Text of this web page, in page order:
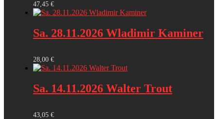
47,45 €
Sa. 28.11.2026 Wladimir Kaminer
28,00 €
Sa. 14.11.2026 Walter Trout
43,05 €